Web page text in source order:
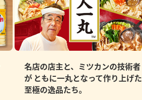
名店の店主と、ミツカンの技術者
が ともに一丸となって作り上げた
至極の逸品たち。